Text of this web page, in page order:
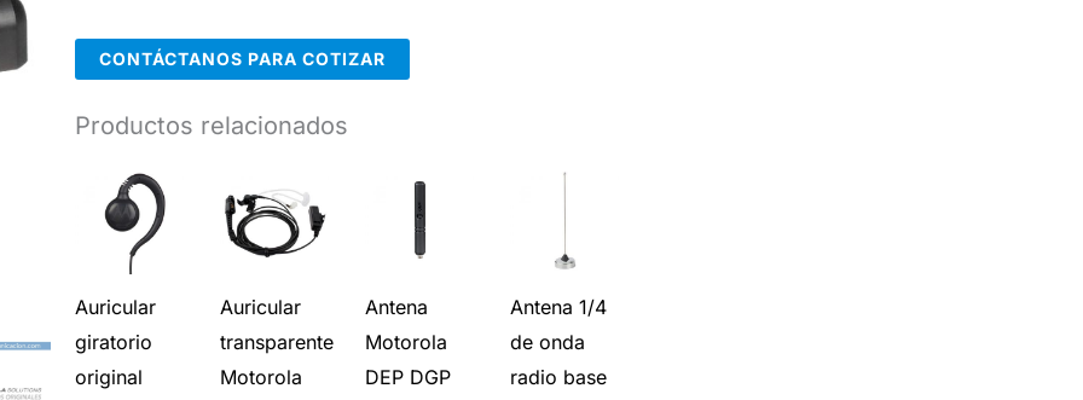
CONTÁCTANOS PARA COTIZAR
Productos relacionados
Auricular
giratorio
original
Auricular
transparente
Motorola
Antena
Motorola
DEP DGP
Antena 1/4
de onda
radio base